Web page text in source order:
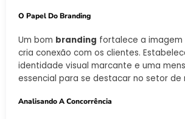
O Papel Do Branding
Um bom branding fortalece a imagem
cria conexão com os clientes.
identidade visual marcante e uma
essencial para se destacar no setor de
Analisando A Concorrência